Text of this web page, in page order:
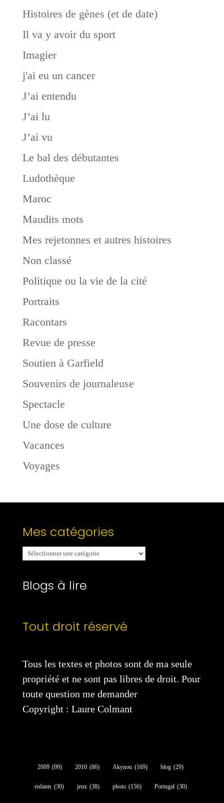
Histoires de gènes (et de date)
Il va y avoir du sport
Imagier
j'ai eu un cancer
J’ai entendu
J’ai lu
J’ai vu
Le bal des débutantes
Ludothèque
Maroc
Maudits mots
Mes rejetonnes et autres histoires
Non classé
Politique ou la vie de la cité
Portraits
Racontars
Revue de presse
Soutien à Garfield
Souvenirs de journaleuse
Spectacle
Une dose de culture
Vacances
Voyages
Mes catégories
Mes
catégories
Blogs à lire
Tout droit réservé
Tous les textes et photos sont de ma seule
propriété et ne sont pas libres de droit. Pour
toute question me demander
Copyright : Laure Colmant
2009 (99) 2010 (86) Akynou (169) blog (29)
enfants (30) jeux (38) photo (156) Portugal (30)